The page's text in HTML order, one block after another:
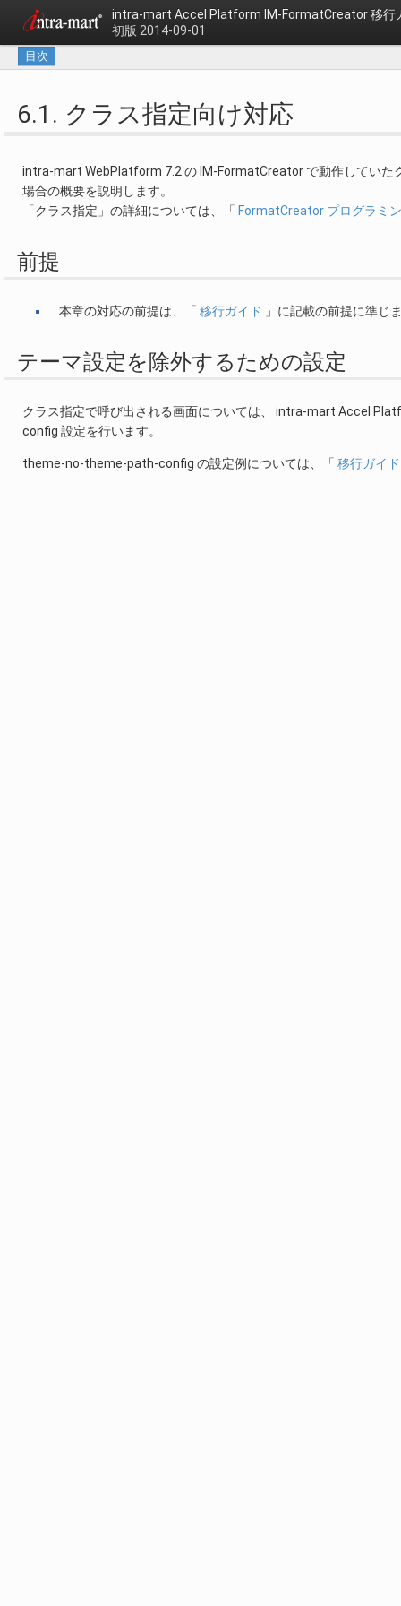
intra-mart Accel Platform IM-FormatCreator 移行
初版 2014-09-01
目次
6.1. クラス指定向け対応
intra-mart WebPlatform 7.2 の IM-FormatCreator で動作してい
場合の概要を説明します。
「クラス指定」の詳細については、「 FormatCreator プログラミ
前提
本章の対応の前提は、「 移行ガイド 」に記載の前提に準じ
テーマ設定を除外するための設定
クラス指定で呼び出される画面については、 intra-mart Accel
config 設定を行います。
theme-no-theme-path-config の設定例については、「 移行ガイド